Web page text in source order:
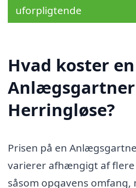
uforpligtende
Hvad koster en
Herringløse?
Prisen på en
varierer afhængigt af flere
såsom opgavens omfang,